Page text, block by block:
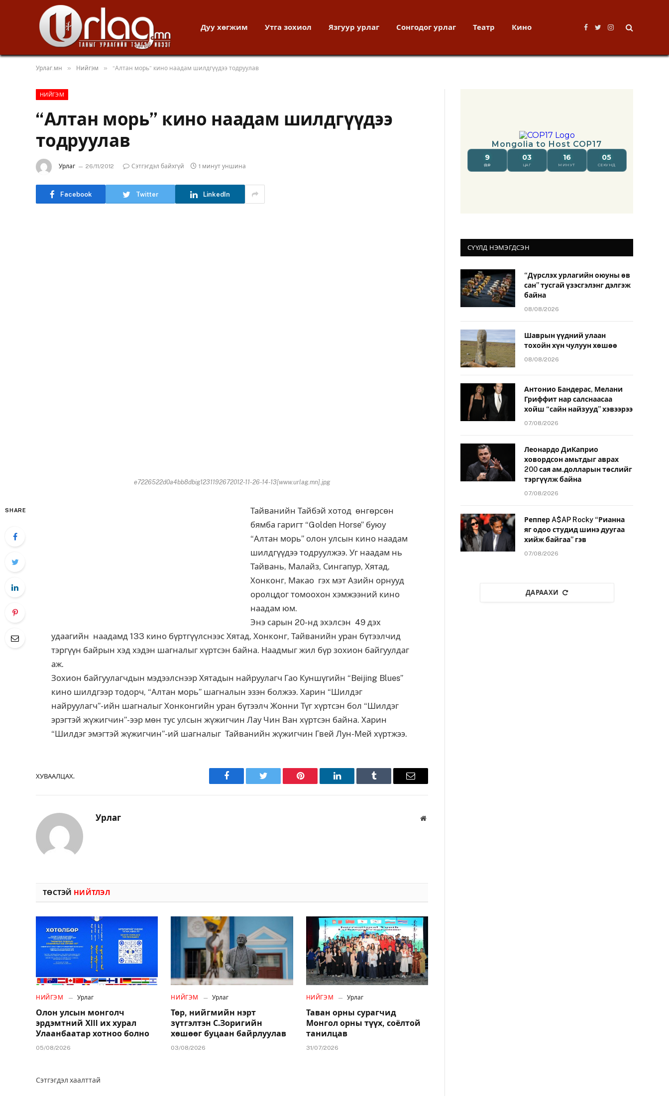
Дуу хөгжим Утга зохиол Язгуур урлаг Сонгодог урлаг Театр Кино
Facebook
TwitterInstagram
Урлаг.мн » Нийгэм » “Алтан морь” кино наадам шилдгүүдээ тодруулав
НИЙГЭМ
“Алтан морь” кино наадам шилдгүүдээ
тодруулав
Урлаг 26/11/2012 Сэтгэгдэл байхгүй 1 минут уншина
Facebook Twitter LinkedIn
e7226522d0a4bb8dbig1231192672012-11-26-14-13[www.urlag.mn].jpg
SHARE
Тайванийн Тайбэй хотод өнгөрсөн
бямба гаригт “Golden Horse” буюу
“Алтан морь” олон улсын кино наадам
шилдгүүдээ тодруулжээ. Уг наадам нь
Тайвань, Малайз, Сингапур, Хятад,
Хонконг, Макао гэх мэт Азийн орнууд
оролцдог томоохон хэмжээний кино
наадам юм.
Энэ сарын 20-нд эхэлсэн 49 дэх
удаагийн наадамд 133 кино бүртгүүлснээс Хятад, Хонконг, Тайванийн уран бүтээлчид
тэргүүн байрын хэд хэдэн шагналыг хүртсэн байна. Наадмыг жил бүр зохион байгуулдаг
аж.
Зохион байгуулагчдын мэдээлснээр Хятадын найруулагч Гао Куншүгийн “Beijing Blues”
кино шилдгээр тодорч, “Алтан морь” шагналын эзэн болжээ. Харин “Шилдэг
найруулагч”-ийн шагналыг Хонконгийн уран бүтээлч Жонни Түг хүртсэн бол “Шилдэг
эрэгтэй жүжигчин”-ээр мөн тус улсын жүжигчин Лау Чин Ван хүртсэн байна. Харин
“Шилдэг эмэгтэй жүжигчин”-ий шагналыг Тайванийн жүжигчин Гвей Лун-Мей хүртжээ.
ХУВААЛЦАХ.
Facebook Twitter Pinterest LinkedIn Tumblr Имэйл
Урлаг Вэбсайт
ТӨСТЭЙ НИЙТЛЭЛ
НИЙГЭМ Урлаг
Олон улсын монголч
эрдэмтний XIII их хурал
Улаанбаатар хотноо болно
05/08/2026
НИЙГЭМ Урлаг
Төр, нийгмийн нэрт
зүтгэлтэн С.Зоригийн
хөшөөг буцаан байрлуулав
03/08/2026
НИЙГЭМ Урлаг
Таван орны сурагчид
Монгол орны түүх, соёлтой
танилцав
31/07/2026
Сэтгэгдэл хаалттай
СҮҮЛД НЭМЭГДСЭН
“Дүрслэх урлагийн оюуны өв
сан” тусгай үзэсгэлэнг дэлгэж
байна
08/08/2026
Шаврын үүдний улаан
тохойн хүн чулуун хөшөө
08/08/2026
Антонио Бандерас, Мелани
Гриффит нар салснаасаа
хойш “сайн найзууд” хэвээрээ
07/08/2026
Леонардо ДиКаприо
ховордсон амьтдыг аврах
200 сая ам.долларын төслийг
тэргүүлж байна
07/08/2026
Реппер A$AP Rocky “Рианна
яг одоо студид шинэ дуугаа
хийж байгаа” гэв
07/08/2026
ДАРААХИ